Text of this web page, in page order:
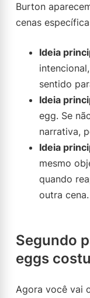
Burton
cenas
Ideia
sentido
Ideia
egg. Se
narrativa,
Ideia
mesmo
quando
outra cena.
Segundo
eggs
Agora você vai